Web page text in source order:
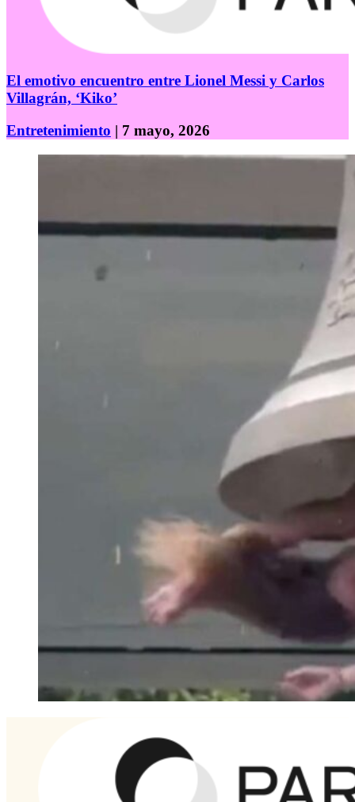
El emotivo encuentro entre Lionel Messi y Carlos
Villagrán, ‘Kiko’
Entretenimiento | 7 mayo, 2026